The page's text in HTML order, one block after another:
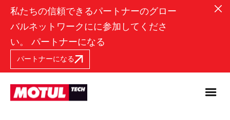
私たちの信頼できるパートナーのグロー
バルネットワークにに参加してくださ
い。 パートナーになる
パートナーになる